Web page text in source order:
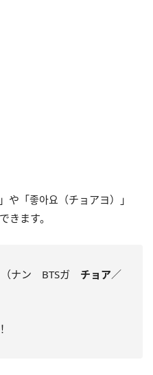
や「좋아요（チョアヨ）」
きます。
ナン BTSガ チョア／
！